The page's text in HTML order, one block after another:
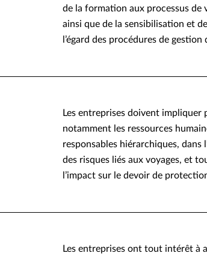
de la formation aux processus de
ainsi que de la sensibilisation et
l’égard des procédures de
Les entreprises doivent impliquer
notamment les ressources
responsables hiérarchiques, dans
des risques liés aux voyages, et
l’impact sur le devoir de
Les entreprises ont tout intérêt à